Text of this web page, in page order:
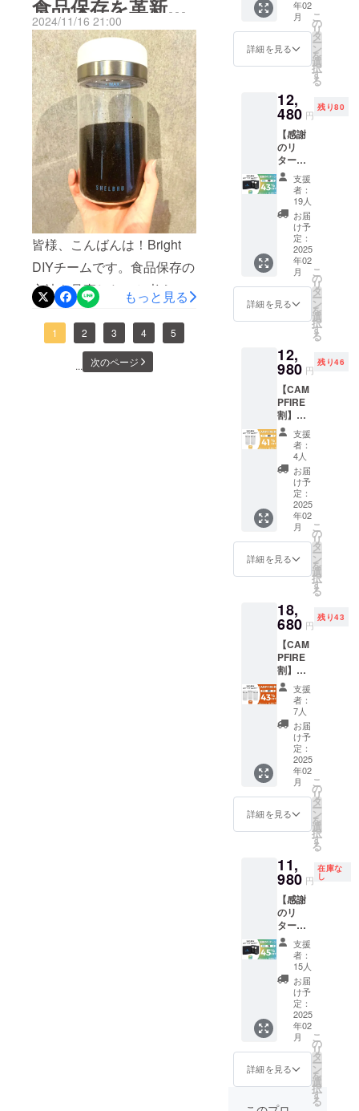
で参りますので引き続き、
「累計出荷数2万個◎ボタン
を一度押すだけで自動真
空。香りも美味しさもしっ
かり長持ち」をよろしくお
願い致します。BRIGHT
チーム
万円達成することができま
した。&lt;ボタン１つで真空
解除まで簡単操作！わずか
15秒で真空が作れ、最大
20Kpaの強力吸引力で食材
を酸化や湿気、ホコリから
守ります。真空度が下がる
と自動で酸素を放出し、お
気に入りのコーヒー豆やシ
リアルの美味しさを長持ち
させます。&gt;ご興味のある
方、ぜひ支援お願い致しま
す。https://camp-
fire.jp/projects/770033/view
Brightチームは、当プロジェ
クトをもっと多くの方に
知っていただきたいと考え
食品保存を革新す
る
2024/11/16 21:00
皆様、こんばんは！Bright
DIYチームです。食品保存の
方法を見直したいと考えて
いる方にとって、
SHELBRUスマートキャニ
スターはまさに画期的な選
もっと見る
1 2 3 4 5
... 次のページ
ンはす
べて
税・送
料込み
※ご注文
状況、
使用部
材の供
給状
況、製
造工程
上の都
合等に
より出
荷時期
が遅れ
る場合
があり
ます。
皆様の
支援に
した場
合、正
規販売
価格が
販売予
定価格
より下
がる可
能性も
ござい
ます。
類似商
品が発
生する
可能性
ます。
ご了承
支援頂
けます
様お願
い致し
ます。
2025年
03月頃
からオ
ンライ
ン
ショッ
プなど
にて一
般販売
開始予
す。
販売予
定価
格：
10,980
円 セッ
ト内
シェル
ブリュ
『ス
マート
キャニ
ス
ター』
×1 ・
Type-C
ケーブ
ル×1 ・
取扱説
明書×1
※リター
ンはす
べて
税・送
ます。
※ご注文
状況、
使用部
材の供
給状
況、製
造工程
上の都
合等に
より出
荷時期
が遅れ
る場合
があり
ます。
皆様の
が向上
した場
合、正
規販売
価格が
販売予
定価格
より下
がる可
能性も
ござい
ます。
類似商
品が発
生する
があり
ます。
上でご
支援頂
けます
様お願
い致し
ます。
2025年
03月頃
からオ
ンライ
ショッ
プなど
にて一
般販売
定で
す。
年02
月
詳細を見る
こ
の
リ
タ
ー
ン
を
選
択
す
る
12,
480 円
残り80
【感謝
のリ
ター
ン】
SHELB
RUス
マート
キャニ
スター
×２セッ
販売予
定価
格：
21,980
円 セッ
容： ・
シェル
ブリュ
『ス
マート
キャニ
ス
ター』
×2 ・
Type-C
ケーブ
ル×2 ・
取扱説
明書×2
・ギフ
トボッ
クス×1
税・送
料込み
の金額
になり
ます。
※ご注文
状況、
使用部
材の供
給状
況、製
造工程
上の都
合等に
より出
荷時期
が遅れ
皆様の
支援に
より量
産効率
が向上
した場
合、正
規販売
価格が
販売予
定価格
より下
がる可
能性も
ござい
類似商
品が発
支援
者：
19人
お届
け予
定：
2025
年02
月
詳細を見る
こ
の
リ
タ
ー
ン
を
選
択
す
る
12,
980 円
残り46
【CAM
PFIRE
割】
SHELB
RUス
マート
キャニ
スター
×２セッ
販売予
定価
格：
21,960
円 セッ
ト内
シェル
ブリュ
『ス
マート
キャニ
ス
ター』
×2 ・
Type-C
ケーブ
ル×2 ・
取扱説
明書×2
※リター
ンはす
べて
税・送
ます。
※ご注文
状況、
使用部
材の供
給状
況、製
造工程
上の都
合等に
より出
荷時期
が遅れ
る場合
があり
ます。
皆様の
産効率
支援
者：
4人
お届
け予
定：
2025
年02
月
詳細を見る
こ
の
リ
タ
ー
ン
を
選
択
す
る
18,
680 円
残り43
【CAM
PFIRE
割】
SHELB
RUス
マート
キャニ
スター
×３セッ
販売予
定価
格：
32,940
円 セッ
ト内
シェル
ブリュ
『ス
マート
キャニ
ス
ター』
×3 ・
Type-C
ケーブ
ル×3 ・
取扱説
明書×3
※リター
ンはす
べて
税・送
になり
支援
者：
7人
お届
け予
定：
2025
年02
月
詳細を見る
こ
の
リ
タ
ー
ン
を
選
択
す
る
11,
980 円
在庫な
し
【感謝
のリ
ター
ン】
SHELB
RUス
マート
キャニ
スター
×２セッ
販売予
定価
格：
21,980
円 セッ
ト内
支援
者：
15人
お届
け予
定：
2025
年02
月
詳細を見る
こ
の
リ
タ
ー
ン
を
選
択
す
る